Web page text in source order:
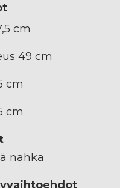
cm
49 cm
cm
cm
nahka